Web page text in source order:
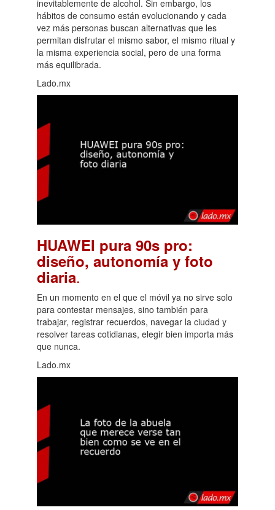
inevitablemente de alcohol. Sin embargo, los
hábitos de consumo están evolucionando y cada
vez más personas buscan alternativas que les
permitan disfrutar el mismo sabor, el mismo ritual y
la misma experiencia social, pero de una forma
más equilibrada.
Lado.mx
HUAWEI pura 90s pro:
diseño, autonomía y foto
diaria.
En un momento en el que el móvil ya no sirve solo
para contestar mensajes, sino también para
trabajar, registrar recuerdos, navegar la ciudad y
resolver tareas cotidianas, elegir bien importa más
que nunca.
Lado.mx